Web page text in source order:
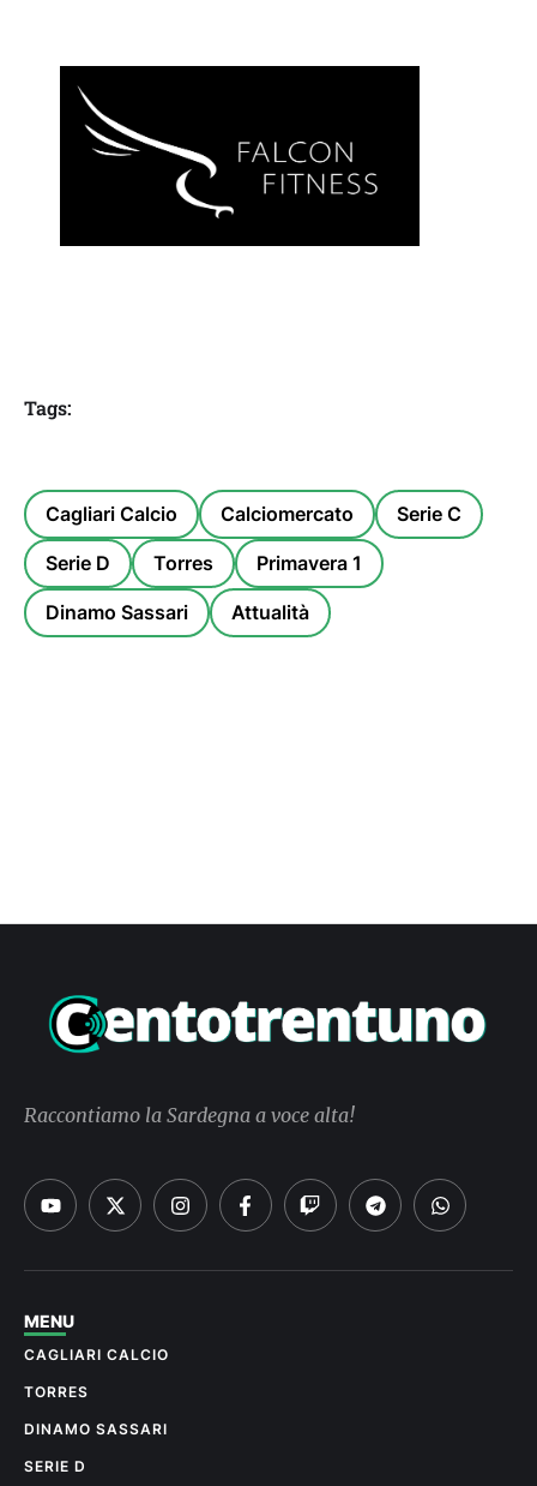
Tags:
Cagliari Calcio Calciomercato Serie C
Serie D Torres Primavera 1
Dinamo Sassari Attualità
Raccontiamo la Sardegna a voce alta!
MENU
CAGLIARI CALCIO
TORRES
DINAMO SASSARI
SERIE D